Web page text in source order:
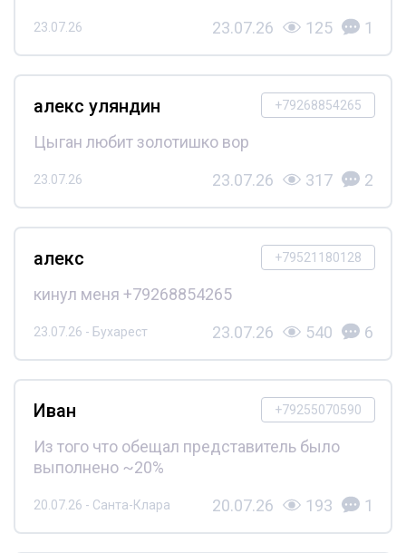
23.07.26 23.07.26 125 1
+79268854265
алекс уляндин
Цыган любит золотишко вор
23.07.26 23.07.26 317 2
+79521180128
алекс
кинул меня +79268854265
23.07.26 - Бухарест 23.07.26 540 6
+79255070590
Иван
Из того что обещал представитель было
выполнено ~20%
20.07.26 - Санта-Клара 20.07.26 193 1